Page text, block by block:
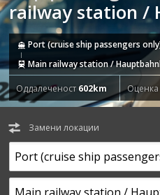
railway station /
Port (cruise ship passengers
Main railway station /
Оддалеченост 602km
Замени локации